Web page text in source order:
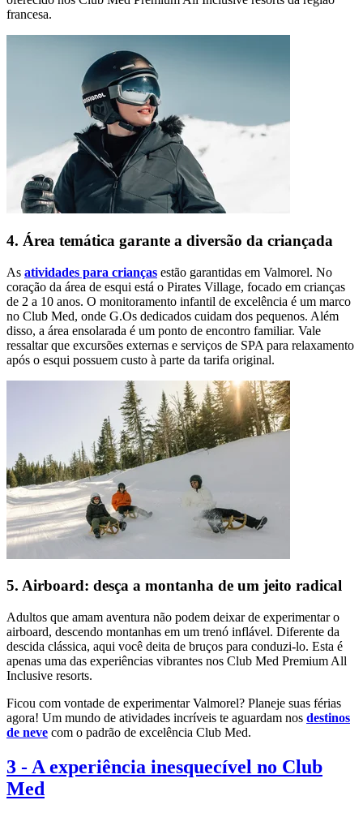
francesa.
4. Área temática garante a diversão da criançada
As atividades para crianças estão garantidas em Valmorel. No
coração da área de esqui está o Pirates Village, focado em crianças
de 2 a 10 anos. O monitoramento infantil de excelência é um marco
no Club Med, onde G.Os dedicados cuidam dos pequenos. Além
disso, a área ensolarada é um ponto de encontro familiar. Vale
ressaltar que excursões externas e serviços de SPA para relaxamento
após o esqui possuem custo à parte da tarifa original.
5. Airboard: desça a montanha de um jeito radical
Adultos que amam aventura não podem deixar de experimentar o
airboard, descendo montanhas em um trenó inflável. Diferente da
descida clássica, aqui você deita de bruços para conduzi-lo. Esta é
apenas uma das experiências vibrantes nos Club Med Premium All
Inclusive resorts.
Ficou com vontade de experimentar Valmorel? Planeje suas férias
agora! Um mundo de atividades incríveis te aguardam nos destinos
de neve com o padrão de excelência Club Med.
3 - A experiência inesquecível no Club
Med